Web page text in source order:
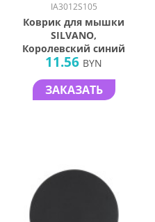
IA3012S105
Коврик для мышки
SILVANO,
Королевский синий
11.56 BYN
ЗАКАЗАТЬ